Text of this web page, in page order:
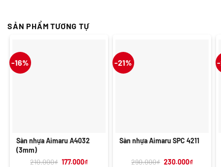
SẢN PHẨM TƯƠNG TỰ
-16%
Sàn nhựa Aimaru A4032
(3mm)
210.000₫ Giá
177.000₫Giá
-21%
Sàn nhựa Aimaru SPC 4211
290.000₫ Giá
230.000₫Giá